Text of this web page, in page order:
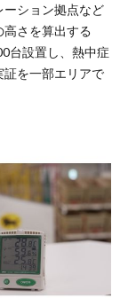
ション拠点など
さを算出する
台設置し、熱中症
証を一部エリアで